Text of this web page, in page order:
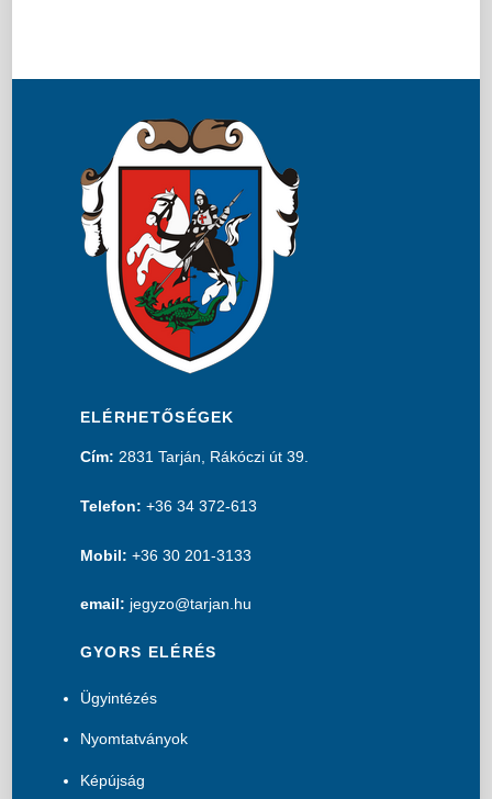
ELÉRHETŐSÉGEK
Cím: 2831 Tarján, Rákóczi út 39.
Telefon: +36 34 372-613
Mobil: +36 30 201-3133
email: jegyzo@tarjan.hu
GYORS ELÉRÉS
Ügyintézés
Nyomtatványok
Képújság